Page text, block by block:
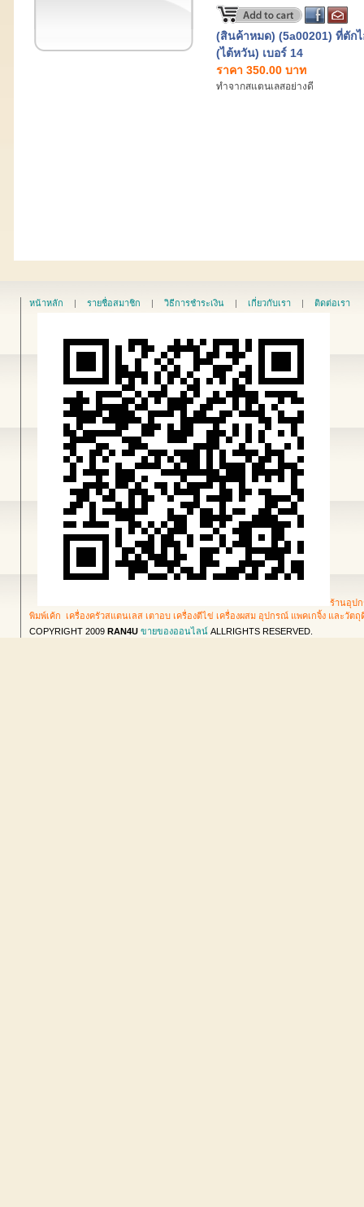
(สินค้าหมด) (5a00201) ที่ตัก
(ไต้หวัน) เบอร์ 14
ราคา 350.00 บาท
ทำจากสแตนเลสอย่างดี
หน้าหลัก | รายชื่อสมาชิก | วิธีการชำระเงิน | เกี่ยวกับเรา | ติดต่อเรา
ร้านอุป
พิมพ์เค้ก เครื่องครัวสแตนเลส เตาอบ เครื่องตีไข่ เครื่องผสม อุปกรณ์ แพคเกจิ้ง และวัต
COPYRIGHT 2009 RAN4U ขายของออนไลน์ALLRIGHTS RESERVED.